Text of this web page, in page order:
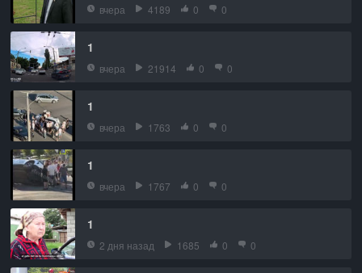
вчера 4189 0 0
1
вчера 21914 0 0
1
вчера 1763 0 0
1
вчера 1767 0 0
1
2 дня назад 1685 0 0